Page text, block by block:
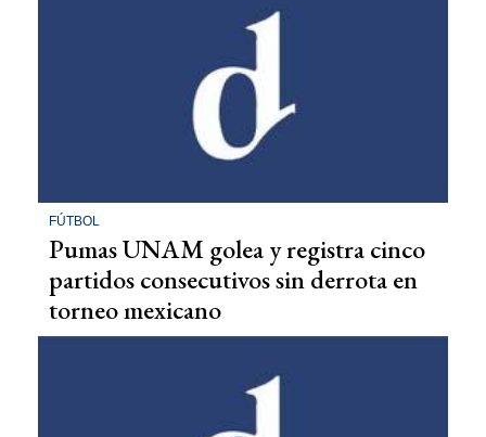
FÚTBOL
Pumas UNAM golea y registra cinco
partidos consecutivos sin derrota en
torneo mexicano